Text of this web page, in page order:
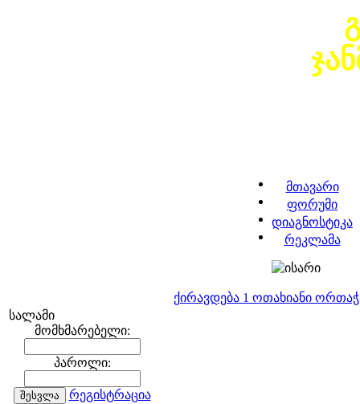
მთავარი
ფორუმი
დიაგნოსტიკა
რეკლამა
ქირავდება 1 ოთახიანი
სალამი
მომხმარებელი:
პაროლი:
რეგისტრაცია